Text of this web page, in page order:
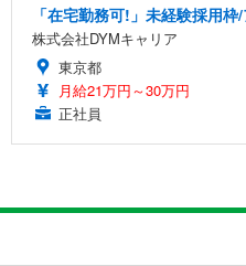
「在宅勤務可!」未経験採用
株式会社DYMキャリア
東京都
月給21万円～30万円
正社員